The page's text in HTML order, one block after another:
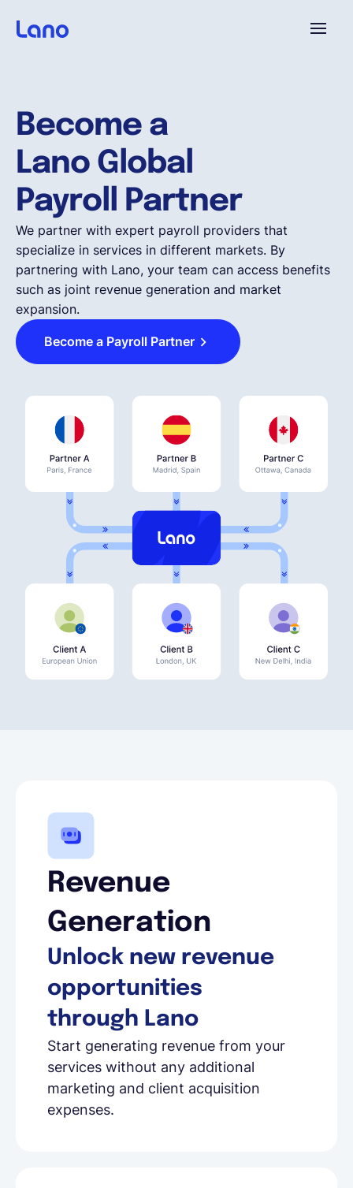
Pourquoi Lano?
Tarifs
Ressources
Compagnie
Demander une démo
EOR & Payroll
Contractor Management
Become a
Lano Global
Payroll Partner
We partner with expert payroll providers that
specialize in services in different markets. By
partnering with Lano, your team can access benefits
such as joint revenue generation and market
expansion.
Become a Payroll Partner
Revenue
Generation
Unlock new revenue
opportunities
through Lano
Start generating revenue from your
services without any additional
marketing and client acquisition
expenses.